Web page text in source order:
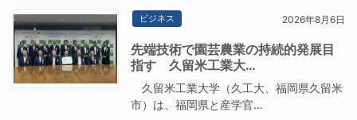
ビジネス 2026年8月6日
先端技術で園芸農業の持続的発展目
指す 久留米工業大…
久留米工業大学（久工大、福岡県久留米
市）は、福岡県と産学官…